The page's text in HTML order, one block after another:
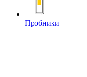
Пробники